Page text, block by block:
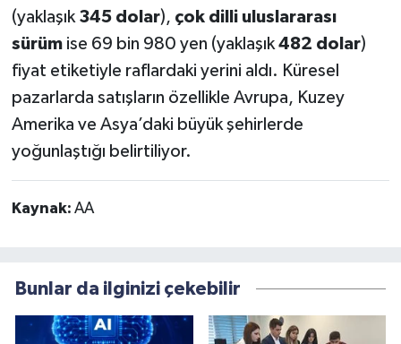
(yaklaşık 345 dolar), çok dilli uluslararası
sürümise 69 bin 980 yen (yaklaşık 482 dolar)
fiyat etiketiyle raflardaki yerini aldı. Küresel
pazarlarda satışların özellikle Avrupa, Kuzey
Amerika ve Asya’daki büyük şehirlerde
yoğunlaştığı belirtiliyor.
Kaynak: AA
Bunlar da ilginizi çekebilir